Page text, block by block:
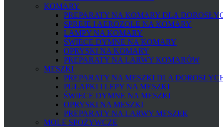
KOMARY
PREPARATY NA KOMARY DLA
SPREJE I AEROZOLE NA KOMARY
LAMPY NA KOMARY
ŚWIECE DYMNE NA KOMARY
OPRYSKI NA KOMARY
PREPARATY NA LARWY KOMARÓW
MESZKI
PREPARATY NA MESZKI DLA
PUŁAPKI I LEPY NA MESZKI
ŚWIECE DYMNE NA MESZKI
OPRYSKI NA MESZKI
PREPARATY NA LARWY MESZEK
MOLE SPOŻYWCZE